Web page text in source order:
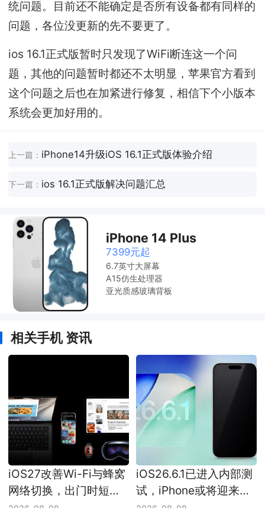
统问题。目前还不能确定是否所有设备都有同样的
问题，各位没更新的先不要更了。
ios 16.1正式版暂时只发现了WiFi断连这一个问
题，其他的问题暂时都还不太明显，苹果官方看到
这个问题之后也在加紧进行修复，相信下个小版本
系统会更加好用的。
上一篇： iPhone14升级iOS 16.1正式版体验介绍
下一篇： ios 16.1正式版解决问题汇总
iPhone 14 Plus
7399元起
6.7英寸大屏幕
A15仿生处理器
亚光质感玻璃背板
相关手机 资讯
iOS27改善Wi-Fi与蜂窝
网络切换，出门时短暂
iOS26.6.1已进入内部测
试，iPhone或将迎来一